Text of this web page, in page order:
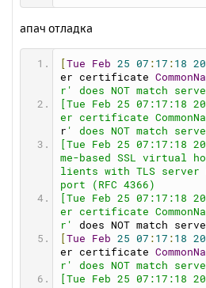
postgresqlport
httpport
httpsport =443
httpbackport =8080
ftpport 21
sftpport 990
phpport= 9000
memcacheport =11211
[ftp]
ftp= 0
ftpcommandtimeout
ftpconnecttimeout = 60
[ sendmail]
smtp_server
""
smtp_port =""
auth_username= ""
auth_password = ""
апач отладка
Tue Feb 25 07 : 17 : 18
er certificate
r' does NOT match
[Tue Feb 25 07:17:18
er certificate
r ' does NOT match
[Tue Feb 25 07:17:18
me-based SSL virtual
lients with TLS server
port (RFC 4366)
[Tue Feb 25 07:17:18
er certificate
r'
does NOT match
Tue Feb 25 07 : 17 : 18
er certificate
r' does NOT match
[Tue Feb 25 07:17:18